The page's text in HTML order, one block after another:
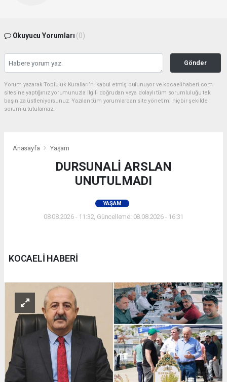
Okuyucu Yorumları (0)
Gönder
Yorum yazarak Topluluk Kuralları’nı kabul etmiş bulunuyor ve kocaelihaberi.com
sitesine yaptığınız yorumunuzla ilgili doğrudan veya dolaylı tüm sorumluluğu tek
başınıza üstleniyorsunuz. Yazılan tüm yorumlardan site yönetimi hiçbir şekilde
sorumlu tutulamaz.
Anasayfa Yaşam
DURSUNALİ ARSLAN
UNUTULMADI
YAŞAM
08.08.2026 - 11:32, Güncelleme: 08.08.2026 - 16:31
KOCAELİ HABERİ